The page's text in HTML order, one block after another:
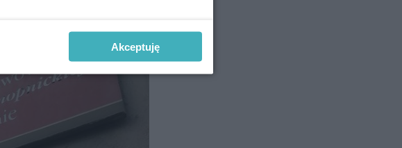
Akceptuję